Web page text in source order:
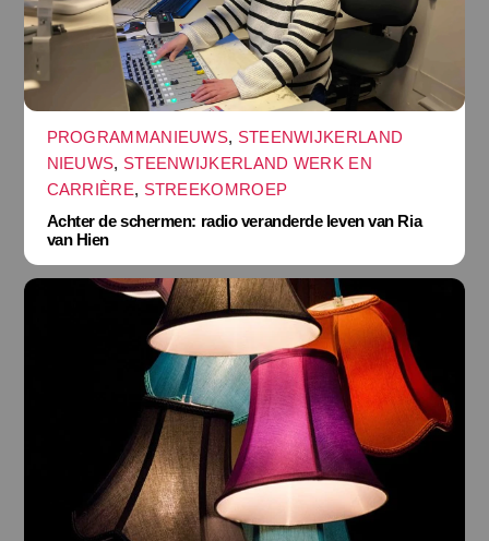
PROGRAMMANIEUWS, STEENWIJKERLAND
NIEUWS, STEENWIJKERLAND WERK EN
CARRIÈRE, STREEKOMROEP
Achter de schermen: radio veranderde leven van Ria
van Hien